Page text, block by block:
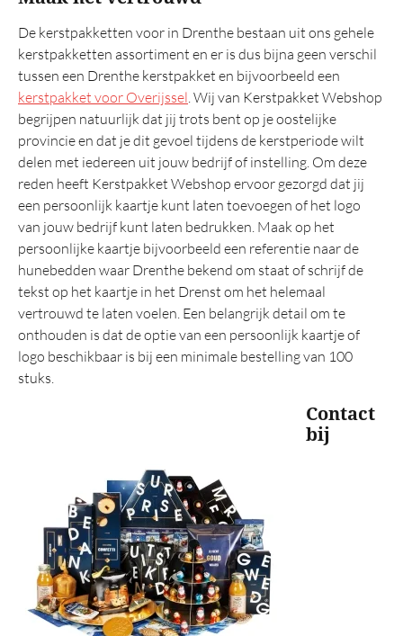
De kerstpakketten voor in Drenthe bestaan uit ons gehele
kerstpakketten assortiment en er is dus bijna geen verschil
tussen een Drenthe kerstpakket en bijvoorbeeld een
kerstpakket voor Overijssel. Wij van Kerstpakket Webshop
begrijpen natuurlijk dat jij trots bent op je oostelijke
provincie en dat je dit gevoel tijdens de kerstperiode wilt
delen met iedereen uit jouw bedrijf of instelling. Om deze
reden heeft Kerstpakket Webshop ervoor gezorgd dat jij
een persoonlijk kaartje kunt laten toevoegen of het logo
van jouw bedrijf kunt laten bedrukken. Maak op het
persoonlijke kaartje bijvoorbeeld een referentie naar de
hunebedden waar Drenthe bekend om staat of schrijf de
tekst op het kaartje in het Drenst om het helemaal
vertrouwd te laten voelen. Een belangrijk detail om te
onthouden is dat de optie van een persoonlijk kaartje of
logo beschikbaar is bij een minimale bestelling van 100
stuks.
Contact
bij